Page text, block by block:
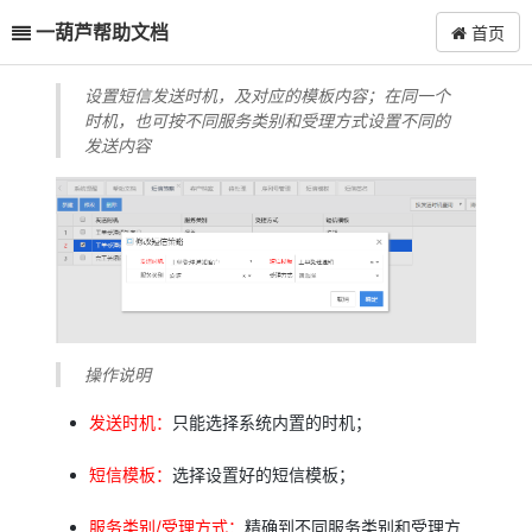
一葫芦帮助文档 首页
设置短信发送时机，及对应的模板内容；在同一个
时机，也可按不同服务类别和受理方式设置不同的
发送内容
操作说明
发送时机： 只能选择系统内置的时机；
短信模板：选择设置好的短信模板；
服务类别/受理方式：精确到不同服务类别和受理方